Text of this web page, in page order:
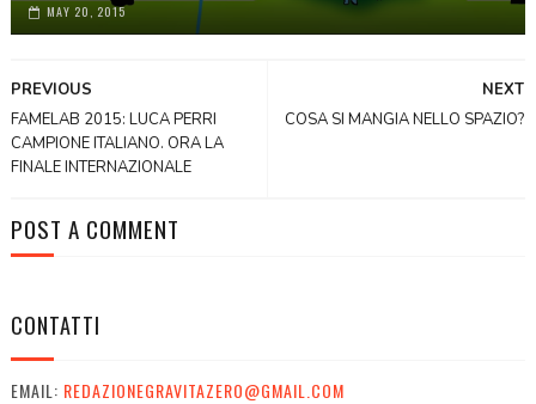
MAY 20, 2015
NEXT
COSA SI MANGIA NELLO SPAZIO?
PREVIOUS
FAMELAB 2015: LUCA PERRI
CAMPIONE ITALIANO. ORA LA
FINALE INTERNAZIONALE
POST A COMMENT
CONTATTI
EMAIL: REDAZIONEGRAVITAZERO@GMAIL.COM